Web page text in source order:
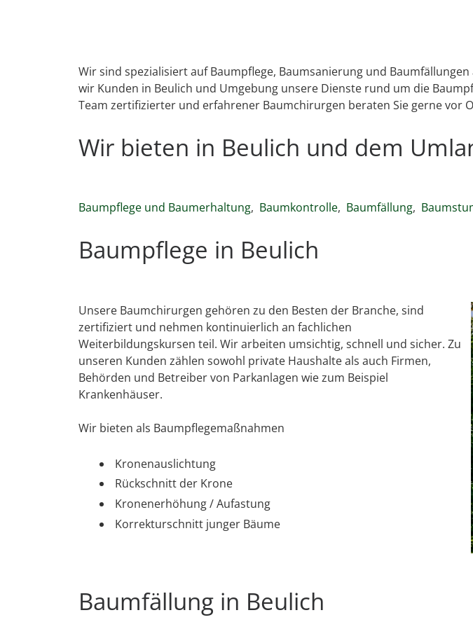
Wir sind spezialisiert auf Baumpflege, Baumsanierung und
wir Kunden in Beulich und Umgebung unsere Dienste rund um die
Team zertifizierter und erfahrener Baumchirurgen beraten Sie gerne vor
Wir bieten in Beulich und dem
Baumpflege und Baumerhaltung, Baumkontrolle, Baumfällung,
Baumpflege in Beulich
Unsere Baumchirurgen gehören zu den Besten der Branche, sind
zertifiziert und nehmen kontinuierlich an fachlichen
Weiterbildungskursen teil. Wir arbeiten umsichtig, schnell und sicher. Zu
unseren Kunden zählen sowohl private Haushalte als auch Firmen,
Behörden und Betreiber von Parkanlagen wie zum Beispiel
Krankenhäuser.
Wir bieten als Baumpflegemaßnahmen
Kronenauslichtung
Rückschnitt der Krone
Kronenerhöhung / Aufastung
Korrekturschnitt junger Bäume
Baumfällung in Beulich